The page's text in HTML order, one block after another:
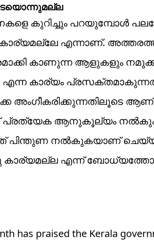
കുറിച്ചും പറയുമ്പോൾ
എന്നാണ്.
കാണുന്ന ആളുകളും
എന്ന കാര്യം
അംഗീകരിക്കുന്നതിലൂടെ
പ്രത്യേക ആനുകൂല്യം
പിന്തുണ നൽകുകയാണ്
കാര്യമല്ല എന്ന്
has praised the Kerala